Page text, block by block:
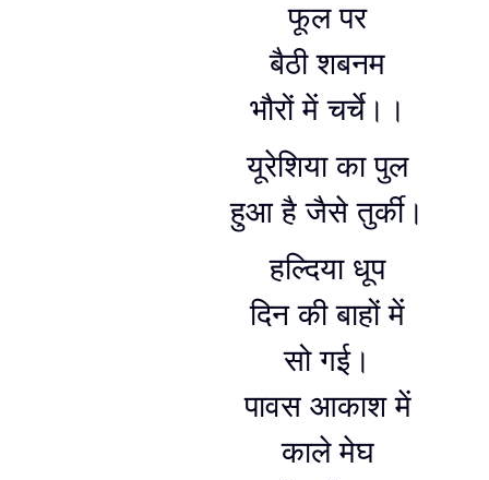
फूल पर
बैठी शबनम
भौरों में चर्चे।।
यूरेशिया का पुल
हुआ है जैसे तुर्की।
हल्दिया धूप
दिन की बाहों में
सो गई।
पावस आकाश में
काले मेघ